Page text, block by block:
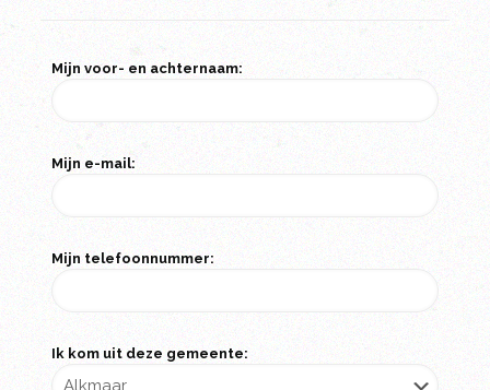
Mijn voor- en achternaam:
Mijn e-mail:
Mijn telefoonnummer:
Ik kom uit deze gemeente: